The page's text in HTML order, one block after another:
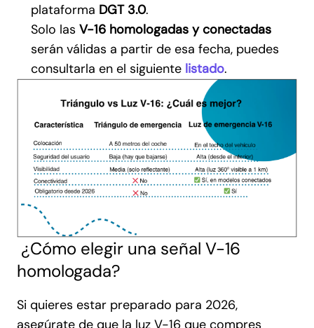
plataforma DGT 3.0.
Solo las V-16 homologadas y conectadas
serán válidas a partir de esa fecha, puedes
consultarla en el siguiente listado.
¿Cómo elegir una señal V-16
homologada?
Si quieres estar preparado para 2026,
asegúrate de que la luz V-16 que compres